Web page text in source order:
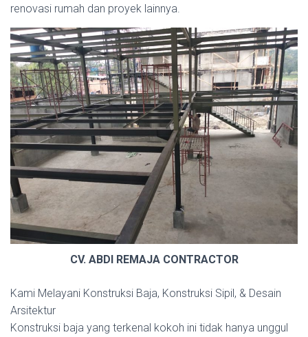
renovasi rumah dan proyek lainnya.
CV. ABDI REMAJA CONTRACTOR
Kami Melayani Konstruksi Baja, Konstruksi Sipil, & Desain
Arsitektur
Konstruksi baja yang terkenal kokoh ini tidak hanya unggul